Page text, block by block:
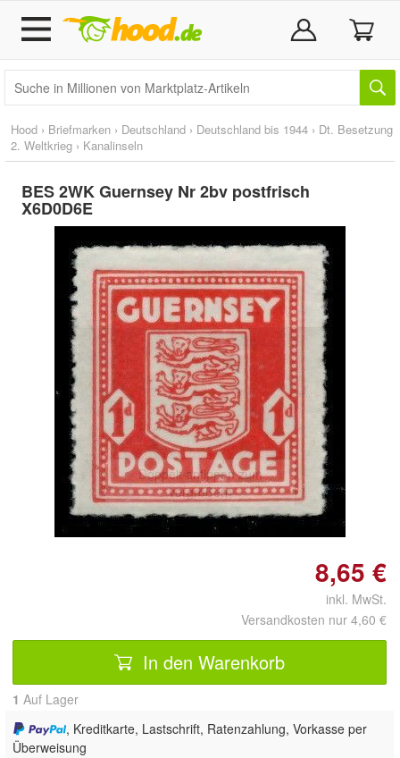
Hood › Briefmarken › Deutschland › Deutschland bis 1944 › Dt. Besetzung
2. Weltkrieg › Kanalinseln
BES 2WK Guernsey Nr 2bv postfrisch
X6D0D6E
Doppelt antippen zum
vergrößern
8,65 €
inkl. MwSt.
Versandkosten nur 4,60 €
In den Warenkorb
1 Auf Lager
, Kreditkarte, Lastschrift, Ratenzahlung, Vorkasse per
Überweisung